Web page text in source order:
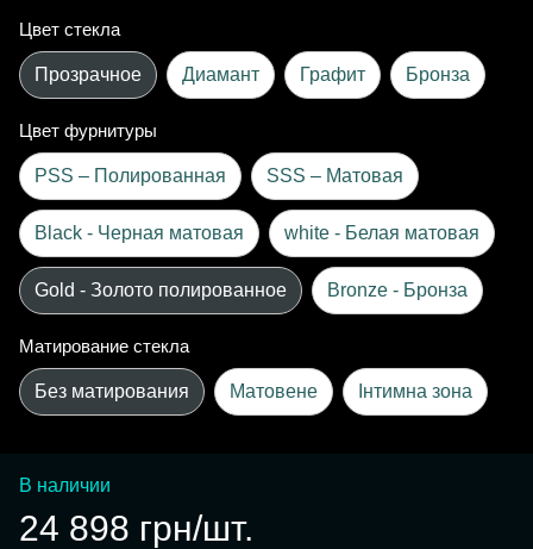
Цвет стекла
Прозрачное Диамант Графит Бронза
Цвет фурнитуры
PSS – Полированная SSS – Матовая
Black - Черная матовая white - Белая матовая
Gold - Золото полированное Bronze - Бронза
Матирование стекла
Без матирования Матовене Інтимна зона
В наличии
24 898 грн/шт.